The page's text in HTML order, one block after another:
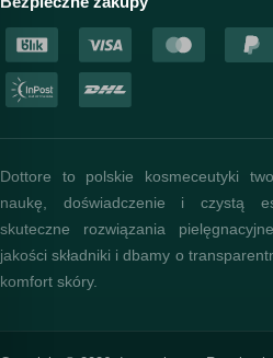
Dottore to polskie kosmeceutyki
naukę, doświadczenie i czystą
skuteczne rozwiązania
jakości składniki i dbamy o
komfort skóry.